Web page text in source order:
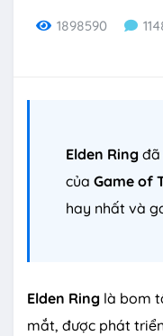
1898590
Elden Ring đã
của Game of
hay nhất và
Elden Ring là bom
mắt, được phát